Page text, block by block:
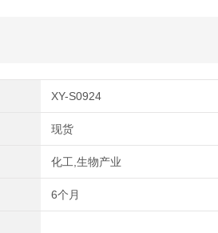
XY-S0924
现货
化工,生物产业
6个月